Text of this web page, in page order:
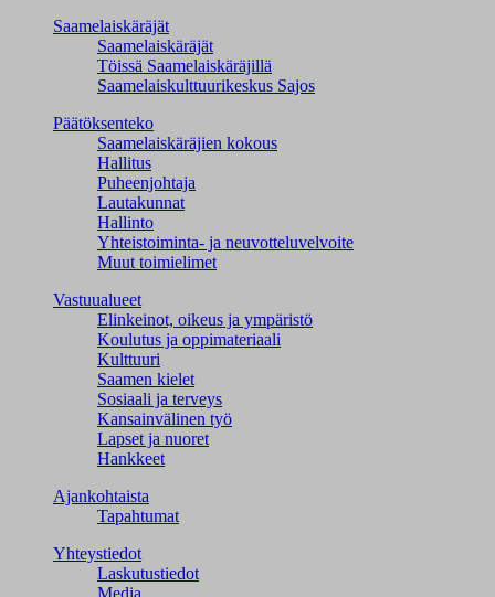
Saamelaiskäräjät
Saamelaiskäräjät
Töissä Saamelaiskäräjillä
Saamelaiskulttuuri­keskus Sajos
Päätöksenteko
Saamelaiskäräjien kokous
Hallitus
Puheenjohtaja
Lautakunnat
Hallinto
Yhteistoiminta- ja neuvotteluvelvoite
Muut toimielimet
Vastuualueet
Elinkeinot, oikeus ja ympäristö
Koulutus ja oppimateriaali
Kulttuuri
Saamen kielet
Sosiaali ja terveys
Kansainvälinen työ
Lapset ja nuoret
Hankkeet
Ajankohtaista
Tapahtumat
Yhteystiedot
Laskutustiedot